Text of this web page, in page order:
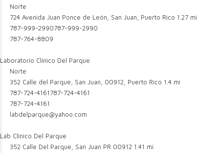
Norte
724 Avenida Juan Ponce de León, San Juan, Puerto Rico 1.27 mi
787-999-2990787-999-2990
787-764-8809
Laboratorio Clinico Del Parque
Norte
352 Calle del Parque, San Juan, 00912, Puerto Rico 1.4 mi
787-724-4161787-724-4161
787-724-4161
labdelparque@yahoo.com
Lab Clinico Del Parque
352 Calle Del Parque, San Juan PR 00912 1.41 mi